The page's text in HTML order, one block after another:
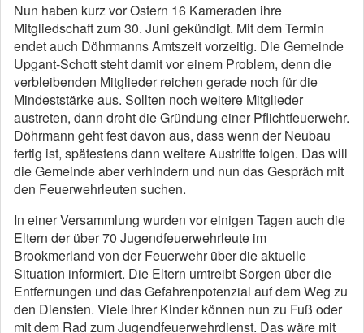
Nun haben kurz vor Ostern 16 Kameraden ihre
Mitgliedschaft zum 30. Juni gekündigt. Mit dem Termin
endet auch Döhrmanns Amtszeit vorzeitig. Die Gemeinde
Upgant-Schott steht damit vor einem Problem, denn die
verbleibenden Mitglieder reichen gerade noch für die
Mindeststärke aus. Sollten noch weitere Mitglieder
austreten, dann droht die Gründung einer Pflichtfeuerwehr.
Döhrmann geht fest davon aus, dass wenn der Neubau
fertig ist, spätestens dann weitere Austritte folgen. Das will
die Gemeinde aber verhindern und nun das Gespräch mit
den Feuerwehrleuten suchen.
In einer Versammlung wurden vor einigen Tagen auch die
Eltern der über 70 Jugendfeuerwehrleute im
Brookmerland von der Feuerwehr über die aktuelle
Situation informiert. Die Eltern umtreibt Sorgen über die
Entfernungen und das Gefahrenpotenzial auf dem Weg zu
den Diensten. Viele ihrer Kinder können nun zu Fuß oder
mit dem Rad zum Jugendfeuerwehrdienst. Das wäre mit